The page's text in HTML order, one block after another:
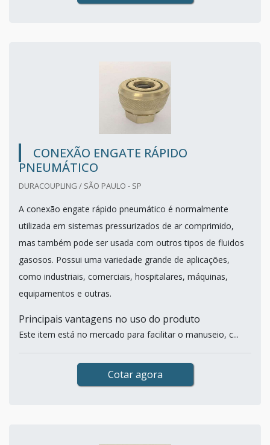
CONEXÃO ENGATE RÁPIDO
PNEUMÁTICO
DURACOUPLING / SÃO PAULO - SP
A conexão engate rápido pneumático é normalmente
utilizada em sistemas pressurizados de ar comprimido,
mas também pode ser usada com outros tipos de fluidos
gasosos. Possui uma variedade grande de aplicações,
como industriais, comerciais, hospitalares, máquinas,
equipamentos e outras.
Principais vantagens no uso do produto
Este item está no mercado para facilitar o manuseio, c...
Cotar agora